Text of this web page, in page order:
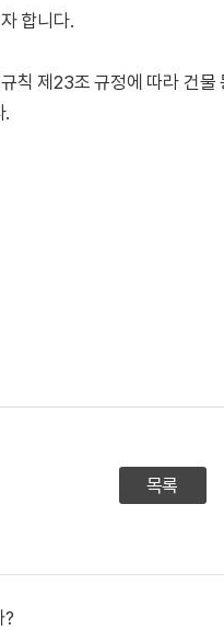
합니다.
칙 제23조 규정에 따라 건물
.
목록
?